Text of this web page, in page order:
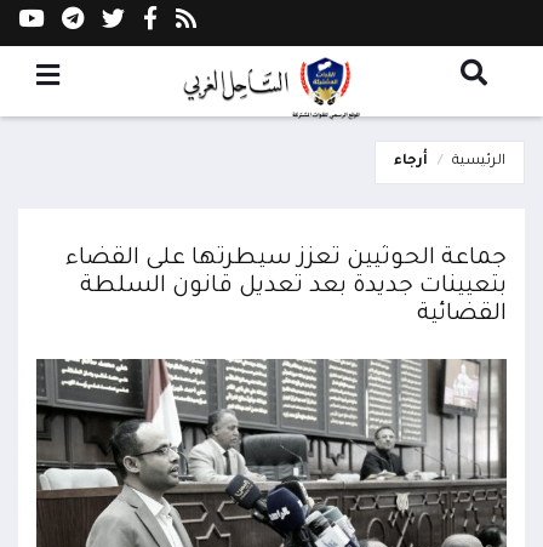
الرئيسية أرجاء
جماعة الحوثيين تعزز سيطرتها على القضاء
بتعيينات جديدة بعد تعديل قانون السلطة
القضائية